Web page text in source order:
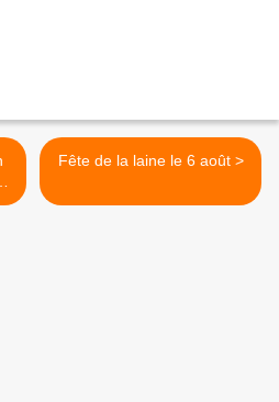
Fête de la laine le 6 août >